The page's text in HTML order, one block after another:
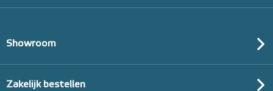
Showroom
Zakelijk bestellen